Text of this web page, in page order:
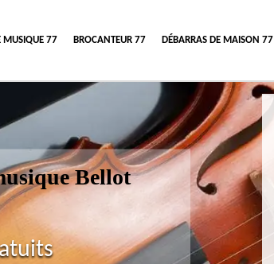
MUSIQUE 77 BROCANTEUR 77 DÉBARRAS DE MAISON 77
Bellot